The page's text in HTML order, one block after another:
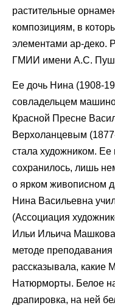
растительные
композициям, в
элементами ар-деко.
ГМИИ имени А.С.
Ее дочь Нина (1908-
совладельцем
Красной Пресне
Верхоланцевым
стала художником. Ее
сохранилось, лишь
о ярком живописном
Нина Васильевна
(Ассоциация
Ильи Ильича
методе
рассказывала, какие
Натюрморты. Белое
драпировка, на ней